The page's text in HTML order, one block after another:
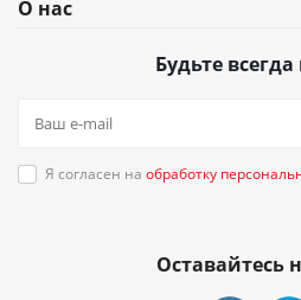
О нас
Будьте всегда
Я согласен на обработку
Оставайтесь